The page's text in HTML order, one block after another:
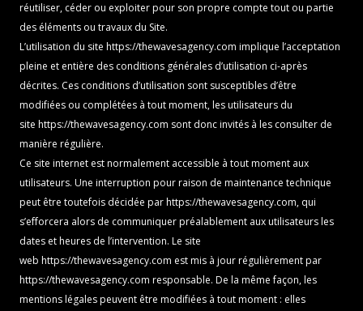
réutiliser, céder ou exploiter pour son propre compte tout ou partie
des éléments ou travaux du Site.
L’utilisation du site https://thewavesagency.com implique l’acceptation
pleine et entière des conditions générales d’utilisation ci-après
décrites. Ces conditions d’utilisation sont susceptibles d’être
modifiées ou complétées à tout moment, les utilisateurs du
site https://thewavesagency.com sont donc invités à les consulter de
manière régulière.
Ce site internet est normalement accessible à tout moment aux
utilisateurs. Une interruption pour raison de maintenance technique
peut être toutefois décidée parhttps://thewavesagency.com, qui
s’efforcera alors de communiquer préalablement aux utilisateurs les
dates et heures de l’intervention. Le site
web https://thewavesagency.com est mis à jour régulièrement par
https://thewavesagency.com responsable. De la même façon, les
mentions légales peuvent être modifiées à tout moment : elles